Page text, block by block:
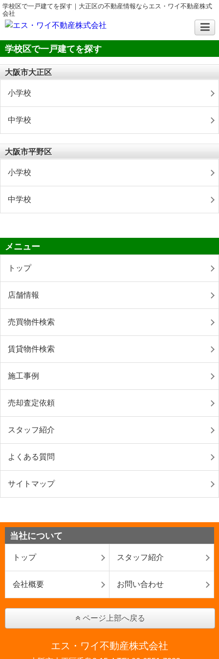
学校区で一戸建てを探す｜大正区の不動産情報ならエス・ワイ不動産株式
会社
学校区で一戸建てを探す
大阪市大正区
小学校
中学校
大阪市平野区
小学校
中学校
メニュー
トップ
店舗情報
売買物件検索
賃貸物件検索
施工事例
売却査定依頼
スタッフ紹介
よくある質問
サイトマップ
当社について
トップ スタッフ紹介
会社概要 お問い合わせ
ページ上部へ戻る
エス・ワイ不動産株式会社